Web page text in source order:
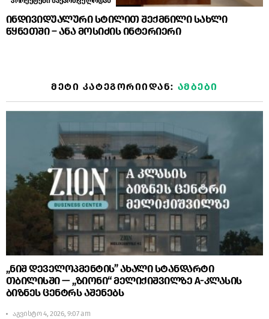
ინდივიდუალური სტილით შექმნილი სახლი
წყნეთში – ანა მოსიძის ინტერიერი
ᲛᲔᲢᲘ ᲙᲐᲢᲔᲒᲝᲠᲘᲘᲓᲐᲜ: ᲐᲛᲑᲔᲑᲘ
„ნიშ დეველოპმენტის” ახალი სტანდარტი
თბილისში — „ზიონი“ მელიქიშვილზე A-კლასის
ბიზნეს ცენტრს აშენებს
აგვისტო 4, 2026, 9:07 am